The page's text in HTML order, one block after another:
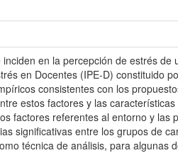
en la percepción de estrés
en Docentes (IPE-D) constituido
consistentes con los
estos factores y las
factores referentes al entorno y las
significativas entre los grupos de
técnica de análisis, para algunas